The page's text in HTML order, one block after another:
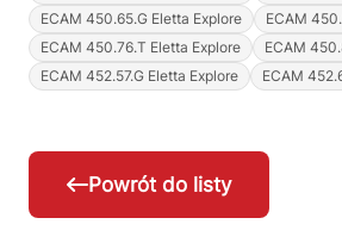
ECAM 450.65.G Eletta Explore
ECAM
ECAM 450.76.T Eletta Explore
ECAM
ECAM 452.57.G Eletta Explore
ECAM
Powrót do listy